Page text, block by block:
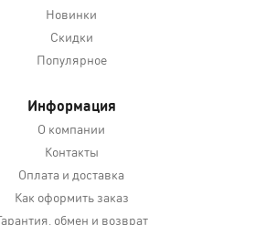
Новинки
Скидки
Популярное
Информация
О компании
Контакты
Оплата и доставка
Как оформить заказ
обмен и возврат